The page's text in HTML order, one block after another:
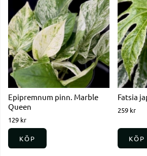
Epipremnum pinn. Marble
Queen
129 kr
KÖP
Fatsia
259 kr
KÖP